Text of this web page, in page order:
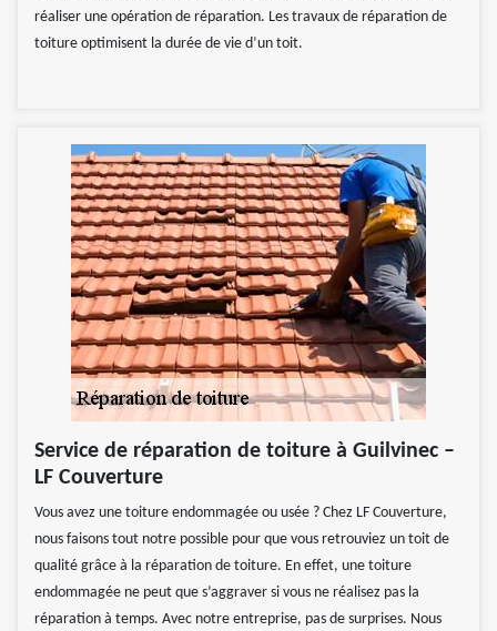
réaliser une opération de réparation. Les travaux de réparation de
toiture optimisent la durée de vie d’un toit.
Service de réparation de toiture à Guilvinec –
LF Couverture
Vous avez une toiture endommagée ou usée ? Chez LF Couverture,
nous faisons tout notre possible pour que vous retrouviez un toit de
qualité grâce à la réparation de toiture. En effet, une toiture
endommagée ne peut que s’aggraver si vous ne réalisez pas la
réparation à temps. Avec notre entreprise, pas de surprises. Nous